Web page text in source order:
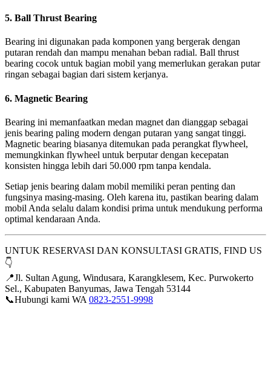
5. Ball Thrust Bearing
Bearing ini digunakan pada komponen yang bergerak dengan
putaran rendah dan mampu menahan beban radial. Ball thrust
bearing cocok untuk bagian mobil yang memerlukan gerakan putar
ringan sebagai bagian dari sistem kerjanya.
6. Magnetic Bearing
Bearing ini memanfaatkan medan magnet dan dianggap sebagai
jenis bearing paling modern dengan putaran yang sangat tinggi.
Magnetic bearing biasanya ditemukan pada perangkat flywheel,
memungkinkan flywheel untuk berputar dengan kecepatan
konsisten hingga lebih dari 50.000 rpm tanpa kendala.
Setiap jenis bearing dalam mobil memiliki peran penting dan
fungsinya masing-masing. Oleh karena itu, pastikan bearing dalam
mobil Anda selalu dalam kondisi prima untuk mendukung performa
optimal kendaraan Anda.
UNTUK RESERVASI DAN KONSULTASI GRATIS, FIND US
👇
📍Jl. Sultan Agung, Windusara, Karangklesem, Kec. Purwokerto
Sel., Kabupaten Banyumas, Jawa Tengah 53144
📞Hubungi kami WA 0823-2551-9998